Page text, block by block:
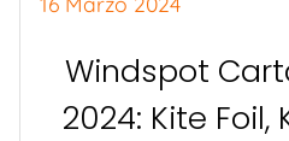
Windspot
2024: Kite